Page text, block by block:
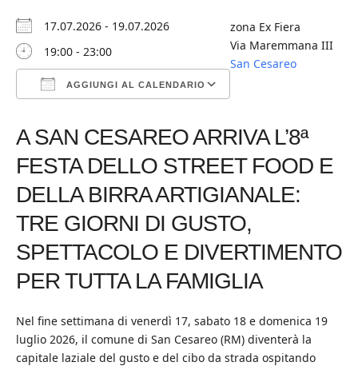
17.07.2026 - 19.07.2026
19:00 - 23:00
AGGIUNGI AL CALENDARIO
zona Ex Fiera
Via Maremmana III
San Cesareo
A SAN CESAREO ARRIVA L’8ª
FESTA DELLO STREET FOOD E
DELLA BIRRA ARTIGIANALE:
TRE GIORNI DI GUSTO,
SPETTACOLO E DIVERTIMENTO
PER TUTTA LA FAMIGLIA
Nel fine settimana di venerdì 17, sabato 18 e domenica 19
luglio 2026, il comune di San Cesareo (RM) diventerà la
capitale laziale del gusto e del cibo da strada ospitando